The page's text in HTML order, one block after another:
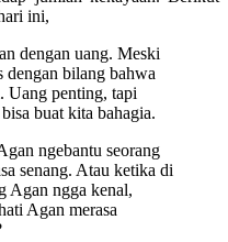
ini,
dengan uang. Meski
dengan bilang bahwa
Uang penting, tapi
buat kita bahagia.
ngebantu seorang
senang. Atau ketika di
Agan ngga kenal,
Agan merasa